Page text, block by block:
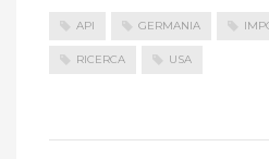
API GERMANIA
RICERCA USA